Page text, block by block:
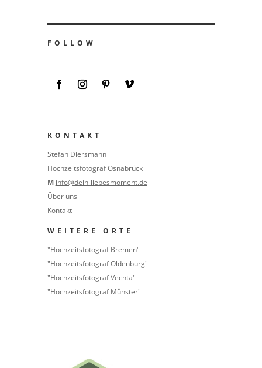
FOLLOW
KONTAKT
Stefan Diersmann
Hochzeitsfotograf Osnabrück
M info@dein-liebesmoment.de
Über uns
Kontakt
WEITERE ORTE
"Hochzeitsfotograf Bremen"
"Hochzeitsfotograf Oldenburg"
"Hochzeitsfotograf Vechta"
"Hochzeitsfotograf Münster"